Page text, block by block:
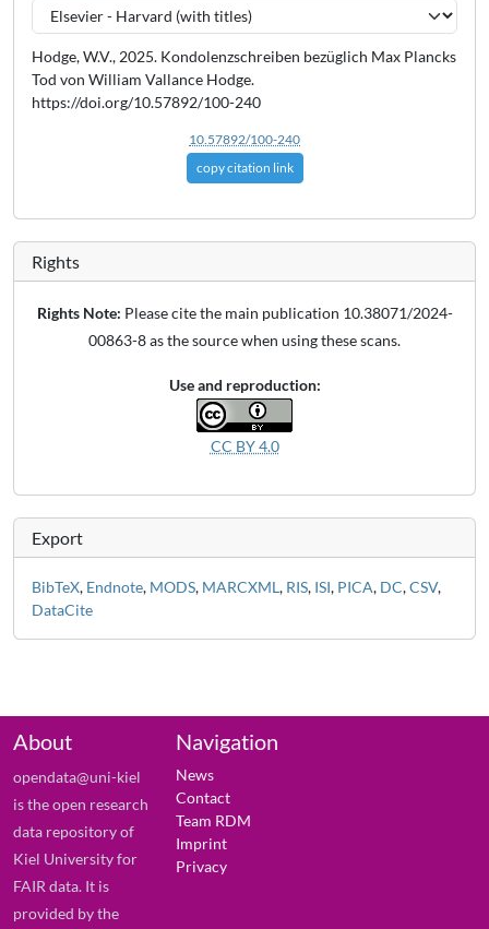
Hodge, W.V., 2025. Kondolenzschreiben bezüglich Max Plancks
Tod von William Vallance Hodge.
https://doi.org/10.57892/100-240
10.57892/100-240
copy citation link
Rights
Rights Note: Please cite the main publication 10.38071/2024-
00863-8 as the source when using these scans.
Use and reproduction:
CC BY 4.0
Export
BibTeX, Endnote, MODS, MARCXML, RIS, ISI, PICA, DC,CSV,
DataCite
About
opendata@uni-kiel
is the open research
data repository of
Kiel University for
FAIR data. It is
provided by the
Navigation
News
Contact
Team RDM
Imprint
Privacy